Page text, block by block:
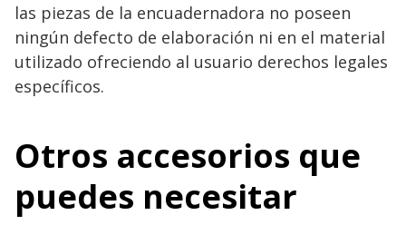
las piezas de la encuadernadora no poseen
ningún defecto de elaboración ni en el material
utilizado ofreciendo al usuario derechos legales
específicos.
Otros accesorios que
puedes necesitar